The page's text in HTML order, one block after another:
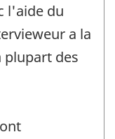
l'aide du
a la
des